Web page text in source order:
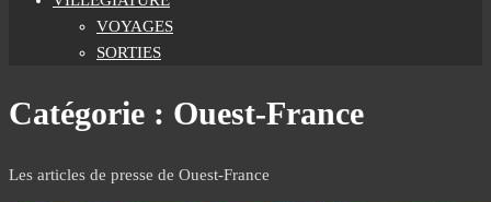
VOYAGES
SORTIES
Catégorie : Ouest-France
Les articles de presse de Ouest-France